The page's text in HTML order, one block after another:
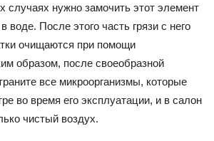
случаях нужно замочить этот элемент
воде. После этого часть грязи с него
очищаются при помощи
образом, после своеобразной
все микроорганизмы, которые
во время его эксплуатации, и в салон
чистый воздух.